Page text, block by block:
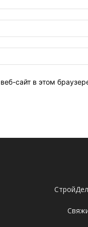
сайт в этом